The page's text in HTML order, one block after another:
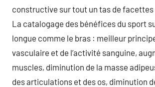
constructive sur tout un tas de
La catalogage des bénéfices du sport
longue comme le bras : meilleur
vasculaire et de l’activité sanguine,
muscles, diminution de la masse
des articulations et des os, diminution